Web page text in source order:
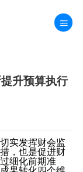
升预算执行
实发挥财会监
，也是促进财
细化前期准